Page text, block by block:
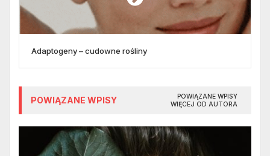
Adaptogeny – cudowne rośliny
POWIĄZANE WPISY
POWIĄZANE WPISY
WIĘCEJ OD AUTORA